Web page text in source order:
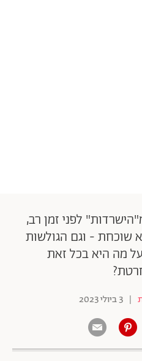
לפני זמן רב,
שוכחת - וגם הגולשות
מה היא בכל זאת
| 3 ביולי 2023